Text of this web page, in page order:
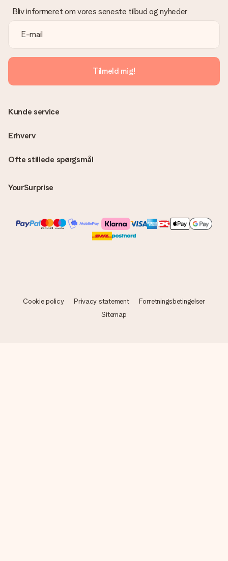
venligst vores kundeservice, de hjælper gerne med at finde en
passende løsning.
Er fakturaen sendt sammen med ordren?
Ingen faktura sendes med din ordre. Du modtager altid
fakturaen i bekræftelsesemailen, og du kan altid finde den i din
MySurprise-konto. Det betyder at du kan få gaven leveret
direkte til modtageren, hvilket gør det til en sand
overraskelse!
Bliv informeret om vores seneste tilbud og nyheder
Tilmeld mig!
Ofte stillede spørgsmål
YourSurprise
Kunde service
Erhverv
Cookie policy Privacy statement
Forretningsbetingelser
Sitemap